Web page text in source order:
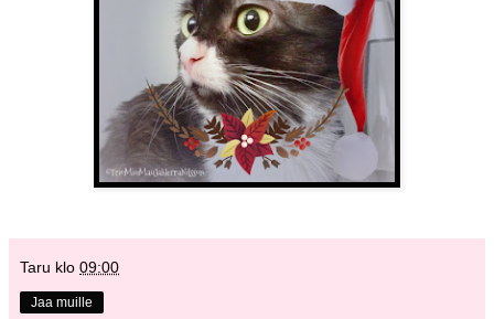
Taru klo 09:00
Jaa muille